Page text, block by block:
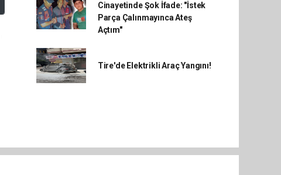
Cinayetinde Şok İfade: "İstek
Parça Çalınmayınca Ateş
Açtım"
Tire'de Elektrikli Araç Yangını!